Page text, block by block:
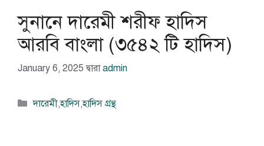
সুনানে দারেমী শরীফ হাদিস
আরবি বাংলা (৩৫৪২ টি হাদিস)
January 6, 2025 দ্বারাadmin
বিভাগ
দারেমী,হাদিস,হাদিস গ্রন্থ